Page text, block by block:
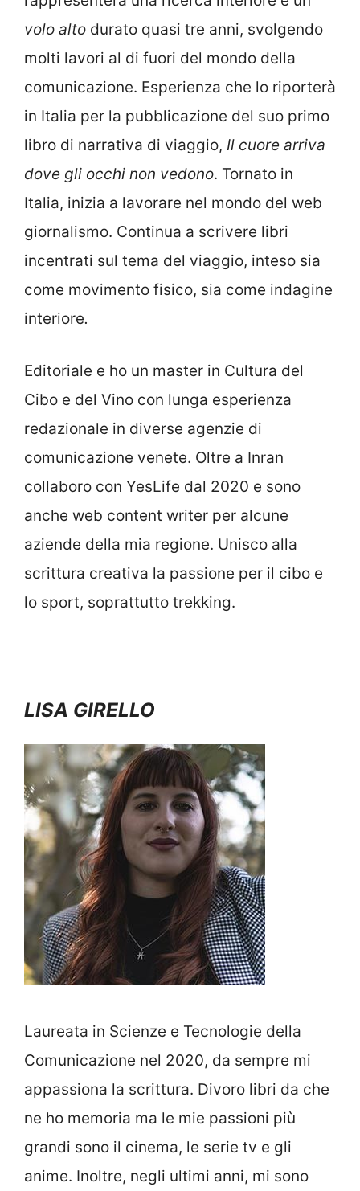
volo alto durato quasi tre anni, svolgendo
molti lavori al di fuori del mondo della
comunicazione. Esperienza che lo riporterà
in Italia per la pubblicazione del suo primo
libro di narrativa di viaggio, Il cuore arriva
dove gli occhi non vedono. Tornato in
Italia, inizia a lavorare nel mondo del web
giornalismo. Continua a scrivere libri
incentrati sul tema del viaggio, inteso sia
come movimento fisico, sia come indagine
interiore.
Editoriale e ho un master in Cultura del
Cibo e del Vino con lunga esperienza
redazionale in diverse agenzie di
comunicazione venete. Oltre a Inran
collaboro con YesLife dal 2020 e sono
anche web content writer per alcune
aziende della mia regione. Unisco alla
scrittura creativa la passione per il cibo e
lo sport, soprattutto trekking.
LISA GIRELLO
Laureata in Scienze e Tecnologie della
Comunicazione nel 2020, da sempre mi
appassiona la scrittura. Divoro libri da che
ne ho memoria ma le mie passioni più
grandi sono il cinema, le serie tv e gli
anime. Inoltre, negli ultimi anni, mi sono